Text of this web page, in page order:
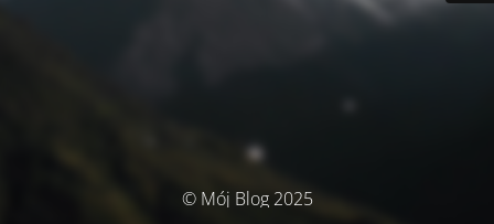
© Mój Blog 2025